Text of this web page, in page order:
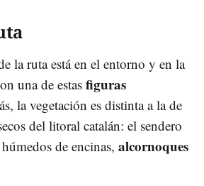
la ruta está en el entorno y en la
una de estas figuras
la vegetación es distinta a la de
del litoral catalán: el sendero
de encinas, alcornoques